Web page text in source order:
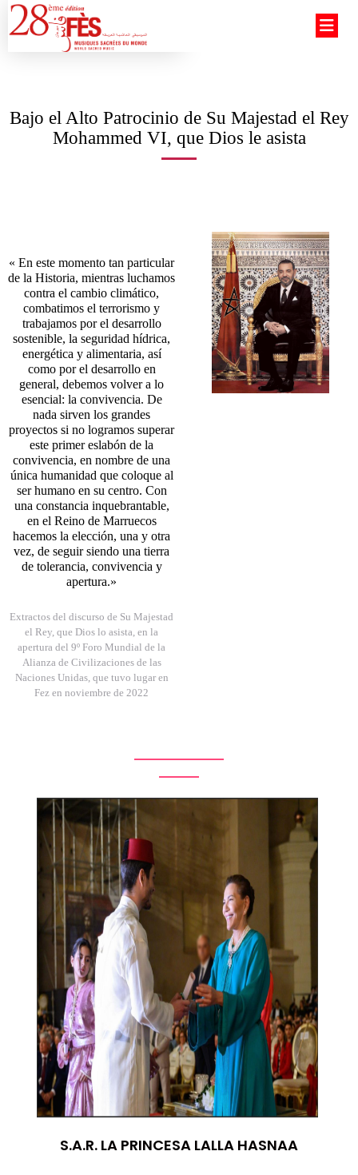
Bajo el Alto Patrocinio de Su Majestad el Rey
Mohammed VI, que Dios le asista
« En este momento tan particular
de la Historia, mientras luchamos
contra el cambio climático,
combatimos el terrorismo y
trabajamos por el desarrollo
sostenible, la seguridad hídrica,
energética y alimentaria, así
como por el desarrollo en
general, debemos volver a lo
esencial: la convivencia. De
nada sirven los grandes
proyectos si no logramos superar
este primer eslabón de la
convivencia, en nombre de una
única humanidad que coloque al
ser humano en su centro. Con
una constancia inquebrantable,
en el Reino de Marruecos
hacemos la elección, una y otra
vez, de seguir siendo una tierra
de tolerancia, convivencia y
apertura.»
Extractos del discurso de Su Majestad
el Rey, que Dios lo asista, en la
apertura del 9º Foro Mundial de la
Alianza de Civilizaciones de las
Naciones Unidas, que tuvo lugar en
Fez en noviembre de 2022
S.A.R. LA PRINCESA LALLA HASNAA